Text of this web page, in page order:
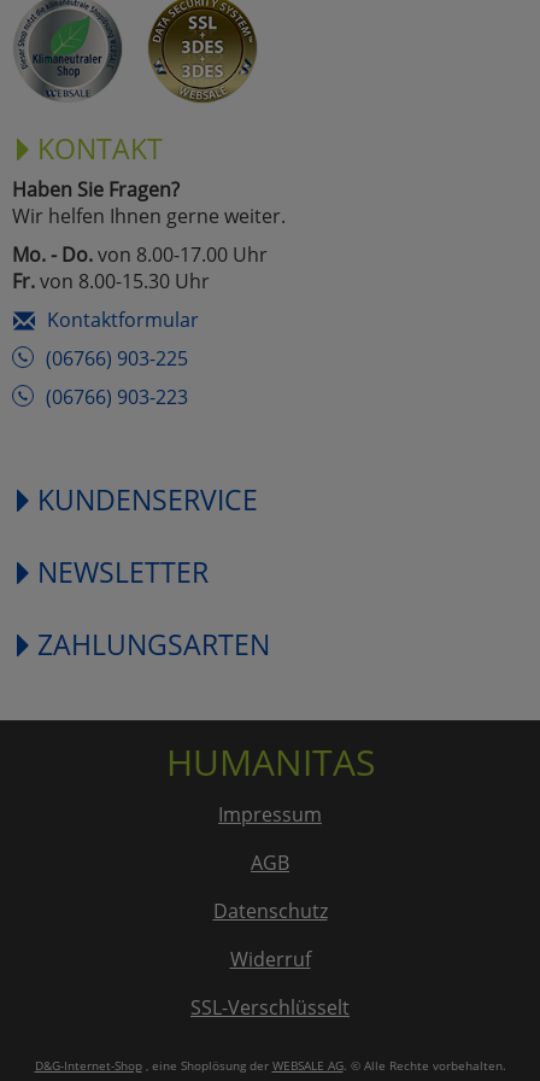
KONTAKT
Haben Sie Fragen?
Wir helfen Ihnen gerne weiter.
Mo. - Do.von 8.00-17.00 Uhr
Fr.von 8.00-15.30 Uhr
Kontaktformular
(06766) 903-225
(06766) 903-223
KUNDENSERVICE
NEWSLETTER
ZAHLUNGSARTEN
HUMANITAS
Impressum
AGB
Datenschutz
Widerruf
SSL-Verschlüsselt
D&G-Internet-Shop, eine Shoplösung der WEBSALE AG. © Alle Rechte vorbehalten.
Marketing
Alle Akzeptieren
Cookies
Einstellungen speichern